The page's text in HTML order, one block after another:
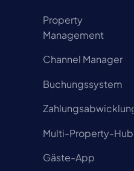
Property
Management
Channel Manager
Buchungssystem
Zahlungsabwicklung
Multi-Property-Hub
Gäste-App